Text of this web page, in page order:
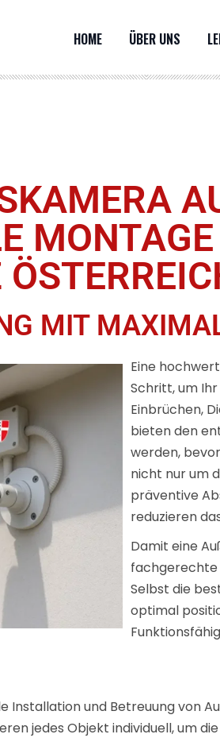
HOME ÜBER UNS
MIT
Eine
Schritt, um
Einbrüchen,
bieten den
werden,
nicht nur um
präventive
reduzieren
Damit eine
fachgerechte
Selbst die
optimal
Installation und Betreuung von
jedes Objekt individuell, um